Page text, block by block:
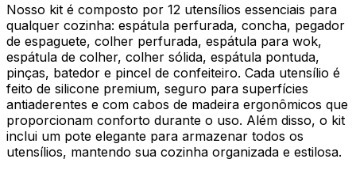
Nosso kit é composto por 12 utensílios essenciais para
qualquer cozinha: espátula perfurada, concha, pegador
de espaguete, colher perfurada, espátula para wok,
espátula de colher, colher sólida, espátula pontuda,
pinças, batedor e pincel de confeiteiro. Cada utensílio é
feito de silicone premium, seguro para superfícies
antiaderentes e com cabos de madeira ergonômicos que
proporcionam conforto durante o uso. Além disso, o kit
inclui um pote elegante para armazenar todos os
utensílios, mantendo sua cozinha organizada e estilosa.